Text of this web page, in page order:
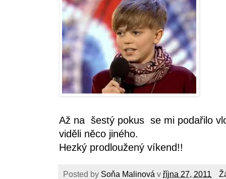
Až na šestý pokus se mi podařilo
viděli něco jiného.
Hezký prodloužený víkend!!
Posted by Soňa Malinová v října 27, 2011